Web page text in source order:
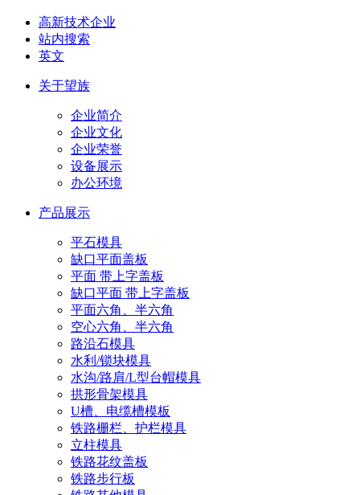
高新技术企业
站内搜索
英文
关于望族
企业简介
企业文化
企业荣誉
设备展示
办公环境
产品展示
平石模具
缺口平面盖板
平面 带上字盖板
缺口平面 带上字盖板
平面六角、半六角
空心六角、半六角
路沿石模具
水利/锁块模具
水沟/路肩/L型台帽模具
拱形骨架模具
U槽、电缆槽模板
铁路栅栏、护栏模具
立柱模具
铁路花纹盖板
铁路步行板